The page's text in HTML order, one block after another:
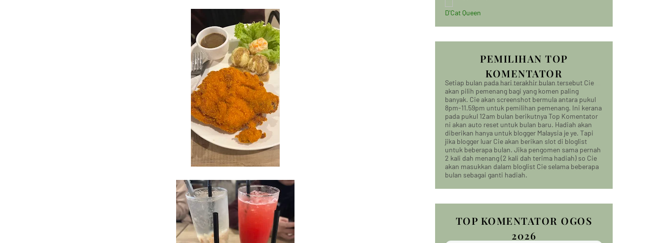
D'Cat Queen
PEMILIHAN TOP
KOMENTATOR
Setiap bulan pada hari terakhir bulan tersebut Cie
akan pilih pemenang bagi yang komen paling
banyak. Cie akan screenshot bermula antara pukul
8pm-11.59pm untuk pemilihan pemenang. Ini kerana
pada pukul 12am bulan berikutnya Top Komentator
ni akan auto reset untuk bulan baru. Hadiah akan
diberikan hanya untuk blogger Malaysia je ye. Tapi
jika blogger luar Cie akan berikan slot di bloglist
untuk beberapa bulan. Jika pengomen sama pernah
2 kali dah menang (2 kali dah terima hadiah) so Cie
akan masukkan dalam bloglist Cie selama beberapa
bulan sebagai ganti hadiah.
TOP KOMENTATOR OGOS
2026